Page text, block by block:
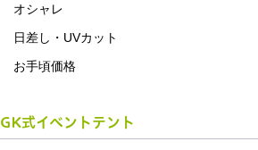
オシャレ
日差し・UVカット
お手頃価格
GK式イベントテント